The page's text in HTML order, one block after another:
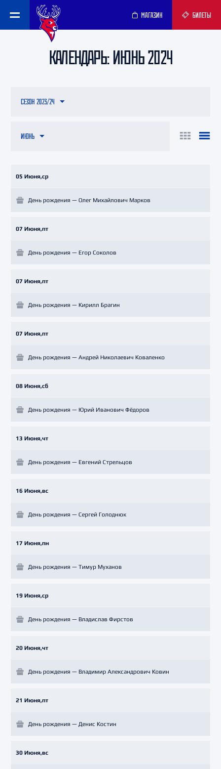
МАГАЗИН БИЛЕТЫ
КАЛЕНДАРЬ: ИЮНЬ 2024
ИЮНЬ
СЕЗОН 2023/24
05 Июня,ср
День рождения — Олег Михайлович Марков
07 Июня,пт
День рождения — Егор Соколов
07 Июня,пт
День рождения — Кирилл Брагин
07 Июня,пт
День рождения — Андрей Николаевич Коваленко
08 Июня,сб
День рождения — Юрий Иванович Фёдоров
13 Июня,чт
День рождения — Евгений Стрельцов
16 Июня,вс
День рождения — Сергей Голоднюк
17 Июня,пн
День рождения — Тимур Муханов
19 Июня,ср
День рождения — Владислав Фирстов
20 Июня,чт
День рождения — Владимир Александрович Ковин
21 Июня,пт
День рождения — Денис Костин
30 Июня,вс